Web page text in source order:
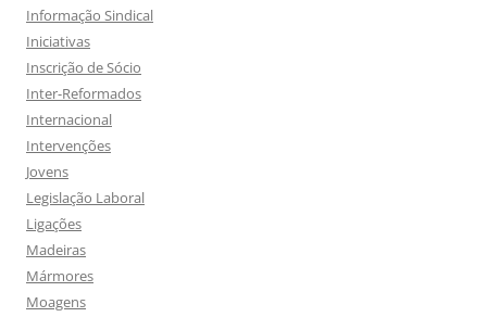
Informação Sindical
Iniciativas
Inscrição de Sócio
Inter-Reformados
Internacional
Intervenções
Jovens
Legislação Laboral
Ligações
Madeiras
Mármores
Moagens